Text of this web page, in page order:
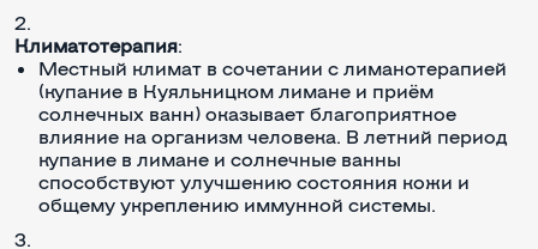
Климатотерапия:
Местный климат в сочетании с лиманотерапией
(купание в Куяльницком лимане и приём
солнечных ванн) оказывает благоприятное
влияние на организм человека. В летний период
купание в лимане и солнечные ванны
способствуют улучшению состояния кожи и
общему укреплению иммунной системы.